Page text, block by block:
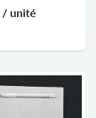
/ unité